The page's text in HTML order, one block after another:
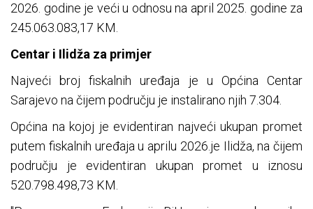
2026. godine je veći u odnosu na april 2025. godine za
245.063.083,17 KM.
Centar i Ilidža za primjer
Najveći broj fiskalnih uređaja je u Općina Centar
Sarajevo na čijem području je instalirano njih 7.304.
Općina na kojoj je evidentiran najveći ukupan promet
putem fiskalnih uređaja u aprilu 2026.je Ilidža, na čijem
području je evidentiran ukupan promet u iznosu
520.798.498,73 KM.